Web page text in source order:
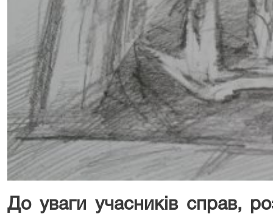
До уваги учасників справ,